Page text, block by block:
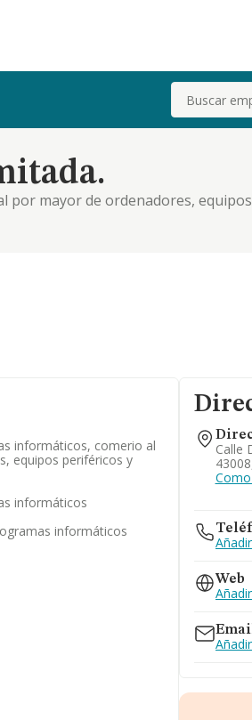
Buscar
por mayor de ordenadores,
informáticos, comerio al
equipos periféricos y
informáticos
informáticos
Calle
Web